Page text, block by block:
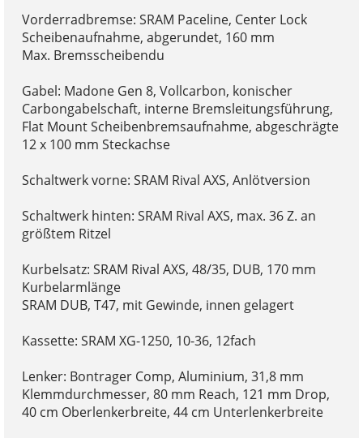
Vorderradbremse: SRAM Paceline, Center Lock
Scheibenaufnahme, abgerundet, 160 mm
Max. Bremsscheibendu
Gabel: Madone Gen 8, Vollcarbon, konischer
Carbongabelschaft, interne Bremsleitungsführung,
Flat Mount Scheibenbremsaufnahme, abgeschrägte
12 x 100 mm Steckachse
Schaltwerk vorne: SRAM Rival AXS, Anlötversion
Schaltwerk hinten: SRAM Rival AXS, max. 36 Z. an
größtem Ritzel
Kurbelsatz: SRAM Rival AXS, 48/35, DUB, 170 mm
Kurbelarmlänge
SRAM DUB, T47, mit Gewinde, innen gelagert
Kassette: SRAM XG-1250, 10-36, 12fach
Lenker: Bontrager Comp, Aluminium, 31,8 mm
Klemmdurchmesser, 80 mm Reach, 121 mm Drop,
40 cm Oberlenkerbreite, 44 cm Unterlenkerbreite